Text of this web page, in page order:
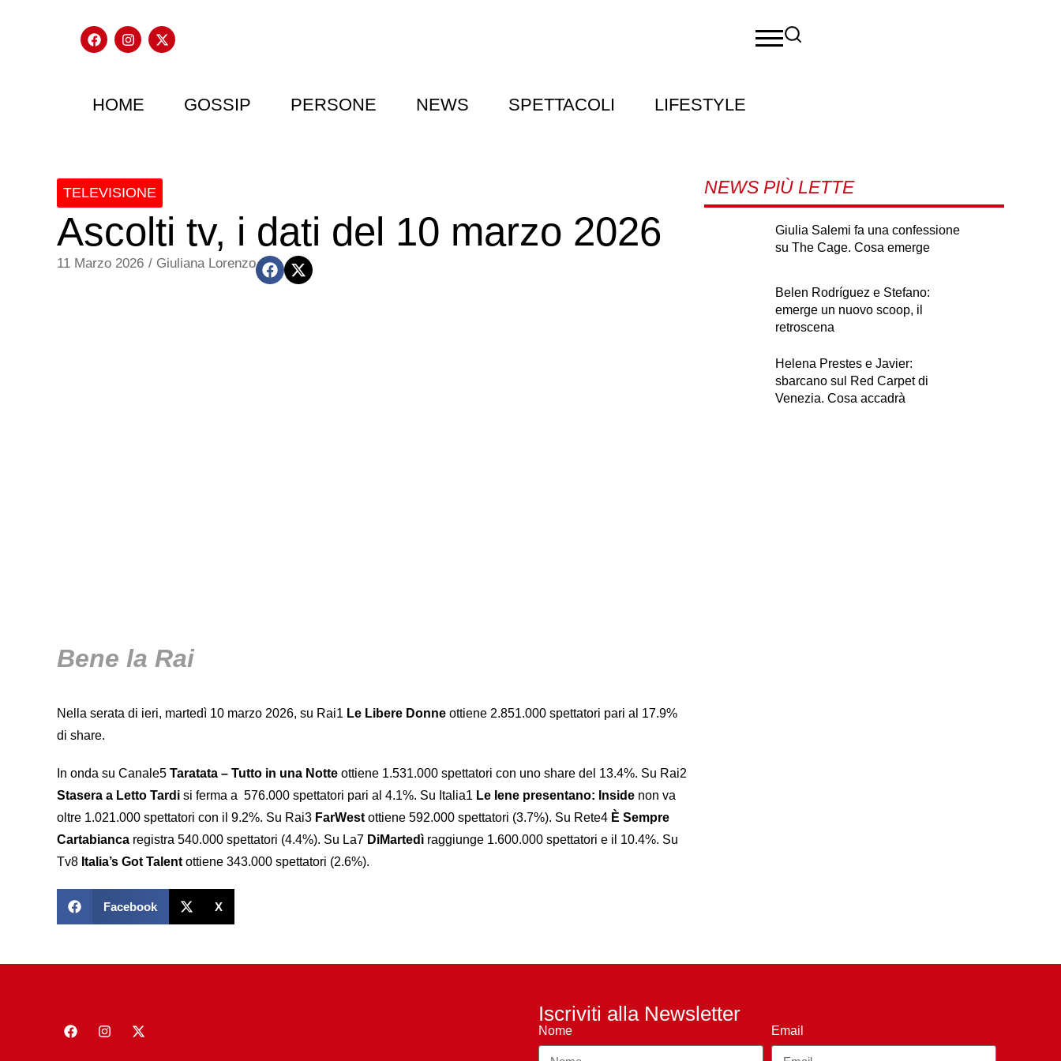
HOME GOSSIP PERSONE NEWS SPETTACOLI LIFESTYLE
TELEVISIONE
Ascolti tv, i dati del 10 marzo 2026
11 Marzo 2026 / Giuliana Lorenzo
Bene la Rai
Nella serata di ieri, martedì 10 marzo 2026, su Rai1 Le Libere Donne ottiene 2.851.000 spettatori pari al 17.9%
di share.
In onda su Canale5 Taratata – Tutto in una Notte ottiene 1.531.000 spettatori con uno share del 13.4%. Su Rai2
Stasera a Letto Tardi si ferma a 576.000 spettatori pari al 4.1%. Su Italia1 Le Iene presentano: Inside non va
oltre 1.021.000 spettatori con il 9.2%. Su Rai3 FarWest ottiene 592.000 spettatori (3.7%). Su Rete4 È Sempre
Cartabianca registra 540.000 spettatori (4.4%). Su La7 DiMartedì raggiunge 1.600.000 spettatori e il 10.4%. Su
Tv8 Italia’s Got Talent ottiene 343.000 spettatori (2.6%).
Facebook X
NEWS PIÙ LETTE
Giulia Salemi fa una confessione
su The Cage. Cosa emerge
Belen Rodríguez e Stefano:
emerge un nuovo scoop, il
retroscena
Helena Prestes e Javier:
sbarcano sul Red Carpet di
Venezia. Cosa accadrà
Iscriviti alla Newsletter
Nome Email